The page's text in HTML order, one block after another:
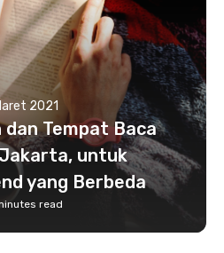
2021
Tempat Baca
untuk
yang Berbeda
read